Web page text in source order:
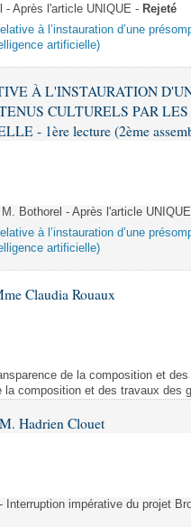
- Après l'article UNIQUE - Rejeté
à l’instauration d’une
artificielle)
À L'INSTAURATION
CULTURELS PAR LES
- 1ère lecture (2ème
Bothorel - Après l'article
à l’instauration d’une
artificielle)
Claudia Rouaux
de la composition et
la composition et des travaux des
Hadrien Clouet
impérative du projet